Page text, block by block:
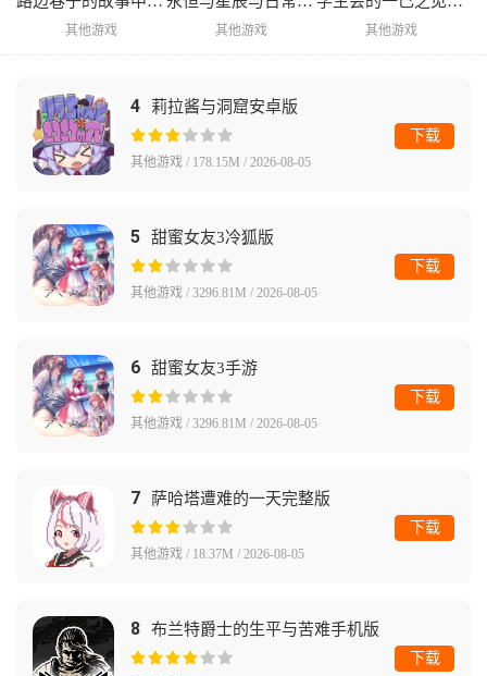
其他游戏 其他游戏 其他游戏
4 莉拉酱与洞窟安卓版
其他游戏 / 178.15M / 2026-08-05
下载
5 甜蜜女友3冷狐版
其他游戏 / 3296.81M / 2026-08-05
下载
6 甜蜜女友3手游
其他游戏 / 3296.81M / 2026-08-05
下载
7 萨哈塔遭难的一天完整版
其他游戏 / 18.37M / 2026-08-05
下载
8 布兰特爵士的生平与苦难手机版
下载